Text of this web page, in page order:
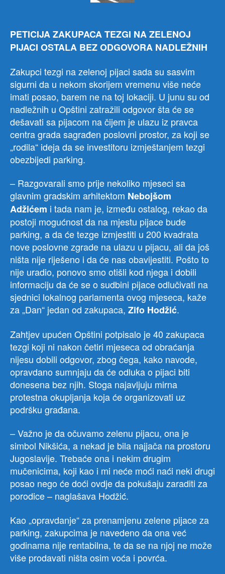
PETICIJA ZAKUPACA TEZGI NA ZELENOJ
PIJACI OSTALA BEZ ODGOVORA NADLEŽNIH
Zakupci tezgi na zelenoj pijaci sada su sasvim
sigurni da u nekom skorijem vremenu više neće
imati posao, barem ne na toj lokaciji. U junu su od
nadležnih u Opštini zatražili odgovor šta će se
dešavati sa pijacom na čijem je ulazu iz pravca
centra grada sagrađen poslovni prostor, za koji se
„rodila“ ideja da se investitoru izmještanjem tezgi
obezbijedi parking.
– Razgovarali smo prije nekoliko mjeseci sa
glavnim gradskim arhitektom Nebojšom
Adžićem i tada nam je, između ostalog, rekao da
postoji mogućnost da na mjestu pijace bude
parking, a da će tezge izmjestiti u 200 kvadrata
nove poslovne zgrade na ulazu u pijacu, ali da još
ništa nije riješeno i da će nas obavijestiti. Pošto to
nije uradio, ponovo smo otišli kod njega i dobili
informaciju da će se o sudbini pijace odlučivati na
sjednici lokalnog parlamenta ovog mjeseca, kaže
za „Dan“ jedan od zakupaca, Zifo Hodžić.
Zahtjev upućen Opštini potpisalo je 40 zakupaca
tezgi koji ni nakon četiri mjeseca od obraćanja
nijesu dobili odgovor, zbog čega, kako navode,
opravdano sumnjaju da će odluka o pijaci biti
donesena bez njih. Stoga najavljuju mirna
protestna okupljanja koja će organizovati uz
podršku građana.
– Važno je da očuvamo zelenu pijacu, ona je
simbol Nikšića, a nekad je bila najjača na prostoru
Jugoslavije. Trebaće ona i nekim drugim
mučenicima, koji kao i mi neće moći naći neki drugi
posao nego će doći ovdje da pokušaju zaraditi za
porodice – naglašava Hodžić.
Kao „opravdanje“ za prenamjenu zelene pijace za
parking, zakupcima je navedeno da ona već
godinama nije rentabilna, te da se na njoj ne može
više prodavati ništa osim voća i povrća.